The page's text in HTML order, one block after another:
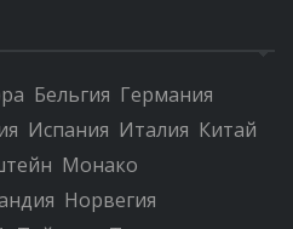
Бельгия Германия
Испания Италия Китай
Монако
Норвегия